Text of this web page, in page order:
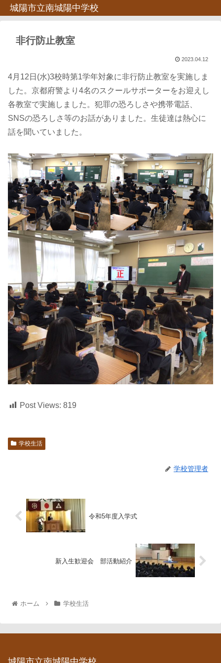
城陽市立南城陽中学校
非行防止教室
2023.04.12
4月12日(水)3校時第1学年対象に非行防止教室を実施しま
した。京都府警より4名のスクールサポーターをお迎えし
各教室で実施しました。犯罪の恐ろしさや携帯電話、
SNSの恐ろしさ等のお話がありました。生徒達は熱心に
話を聞いていました。
Post Views: 819
学校生活
学校管理者
令和5年度入学式
新入生歓迎会 部活動紹介
ホーム 学校生活